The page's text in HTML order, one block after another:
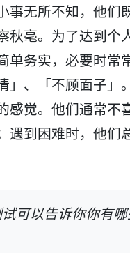
事无所不知，他们
秋毫。为了达到个
单务实，必要时常
」、「不顾面子」
感觉。他们通常不
遇到困难时，他们
可以告诉你你有